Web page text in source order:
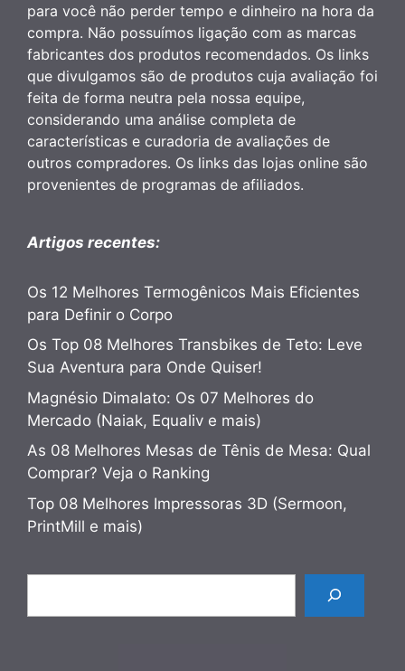
para você não perder tempo e dinheiro na hora da
compra. Não possuímos ligação com as marcas
fabricantes dos produtos recomendados. Os links
que divulgamos são de produtos cuja avaliação foi
feita de forma neutra pela nossa equipe,
considerando uma análise completa de
características e curadoria de avaliações de
outros compradores. Os links das lojas online são
provenientes de programas de afiliados.
Artigos recentes:
Os 12 Melhores Termogênicos Mais Eficientes
para Definir o Corpo
Os Top 08 Melhores Transbikes de Teto: Leve
Sua Aventura para Onde Quiser!
Magnésio Dimalato: Os 07 Melhores do
Mercado (Naiak, Equaliv e mais)
As 08 Melhores Mesas de Tênis de Mesa: Qual
Comprar? Veja o Ranking
Top 08 Melhores Impressoras 3D (Sermoon,
PrintMill e mais)